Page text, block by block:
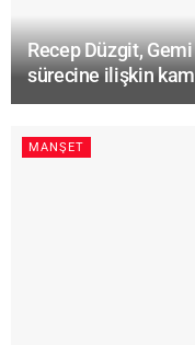
Recep Düzgit,
sürecine ilişkin
MANŞET